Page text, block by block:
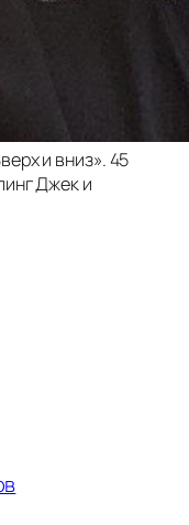
и вниз». 45
Джек и